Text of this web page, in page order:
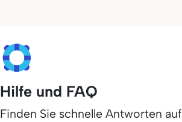
Hilfe und FAQ
Finden Sie schnelle Antworten auf